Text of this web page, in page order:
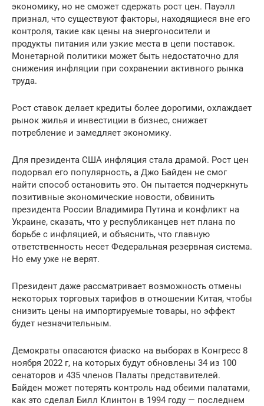
экономику, но не сможет сдержать рост цен. Пауэлл
признал, что существуют факторы, находящиеся вне его
контроля, такие как цены на энергоносители и
продукты питания или узкие места в цепи поставок.
Монетарной политики может быть недостаточно для
снижения инфляции при сохранении активного рынка
труда.
Рост ставок делает кредиты более дорогими, охлаждает
рынок жилья и инвестиции в бизнес, снижает
потребление и замедляет экономику.
Для президента США инфляция стала драмой. Рост цен
подорвал его популярность, а Джо Байден не смог
найти способ остановить это. Он пытается подчеркнуть
позитивные экономические новости, обвинить
президента России Владимира Путина и конфликт на
Украине, сказать, что у республиканцев нет плана по
борьбе с инфляцией, и объяснить, что главную
ответственность несет Федеральная резервная система.
Но ему уже не верят.
Президент даже рассматривает возможность отмены
некоторых торговых тарифов в отношении Китая, чтобы
снизить цены на импортируемые товары, но эффект
будет незначительным.
Демократы опасаются фиаско на выборах в Конгресс 8
ноября 2022 г, на которых будут обновлены 34 из 100
сенаторов и 435 членов Палаты представителей.
Байден может потерять контроль над обеими палатами,
как это сделал Билл Клинтон в 1994 году — последнем